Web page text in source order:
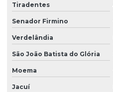
Tiradentes
Senador Firmino
Verdelândia
São João Batista do Glória
Moema
Jacuí